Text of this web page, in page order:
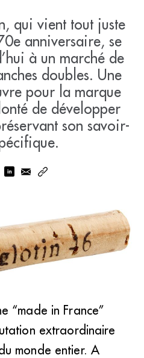
qui vient tout juste
anniversaire, se
à un marché de
doubles. Une
pour la marque
de développer
son savoir-
liège et laiton sans soudure
“made in France”
extraordinaire
monde entier. A